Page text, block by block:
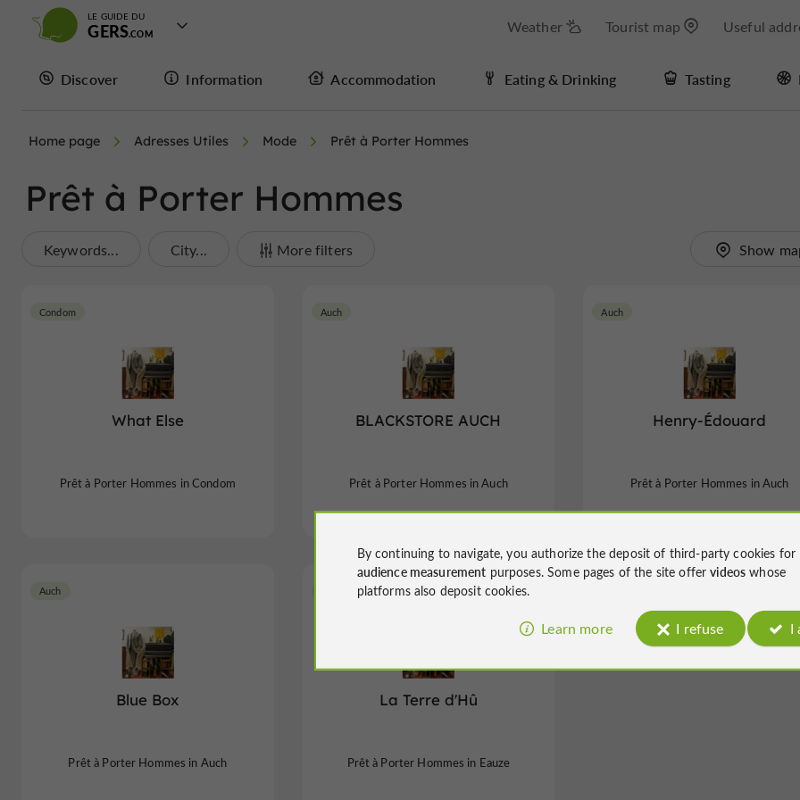
LE GUIDE DU
GERS Weather Tourist map Useful
Discover Information Accommodation Eating & Drinking Tasting
Home page Adresses Utiles Mode Prêt à Porter Hommes
Prêt à Porter Hommes
Keywords... City... More filters Show
What Else
Condom
Prêt à Porter Hommes in Condom
BLACKSTORE AUCH
Auch
Prêt à Porter Hommes in Auch
Henry-Édouard
Auch
Prêt à Porter Hommes in Auch
Blue Box
Auch
Prêt à Porter Hommes in Auch
La Terre d'Hû
Prêt à Porter Hommes in Eauze
By continuing to navigate, you authorize the deposit of third-party cookies for
audience measurement purposes. Some pages of the site offervideos whose
platforms also deposit cookies.
Learn more I refuse I